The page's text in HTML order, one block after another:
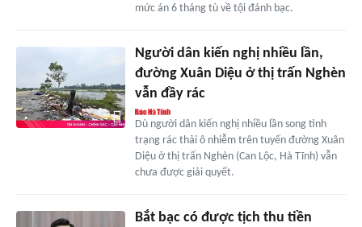
mức án 6 tháng tù về tội đánh bạc.
Người dân kiến nghị nhiều lần,
đường Xuân Diệu ở thị trấn Nghèn
vẫn đầy rác
Dù người dân kiến nghị nhiều lần song tình
trạng rác thải ô nhiễm trên tuyến đường Xuân
Diệu ở thị trấn Nghèn (Can Lộc, Hà Tĩnh) vẫn
chưa được giải quyết.
Bắt bạc có được tịch thu tiền